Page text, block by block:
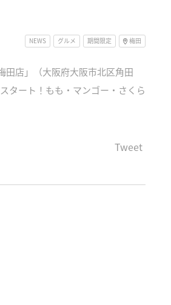
NEWS グルメ 期間限定 梅田
田店」（大阪府大阪市北区角田
タート！もも・マンゴー・さくら
Tweet